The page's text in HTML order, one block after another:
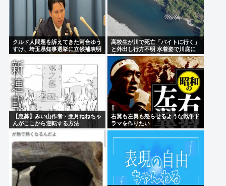
クルド人問題を訴えてきた河合ゆう
すけ、埼玉県知事選挙に立候補表明
www
高校生が川で死亡「バイトに行く」
と外出し行方不明 水着姿で川底に
沈んでいるのを発見
【急募】みい山作者・亜月ねねちゃ
んがここから逆転する方法
右翼も左翼も怒らせるような戦争ド
ラマを作りたい